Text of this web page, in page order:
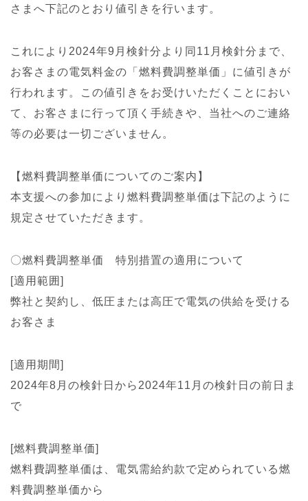
さまへ下記のとおり値引きを行います。
これにより2024年9月検針分より同11月検針分まで、
お客さまの電気料金の「燃料費調整単価」に値引きが
行われます。この値引きをお受けいただくことにおい
て、お客さまに行って頂く手続きや、当社へのご連絡
等の必要は一切ございません。
【燃料費調整単価についてのご案内】
本支援への参加により燃料費調整単価は下記のように
規定させていただきます。
〇燃料費調整単価 特別措置の適用について
[適用範囲]
弊社と契約し、低圧または高圧で電気の供給を受ける
お客さま
[適用期間]
2024年8月の検針日から2024年11月の検針日の前日ま
で
[燃料費調整単価]
燃料費調整単価は、電気需給約款で定められている燃
料費調整単価から